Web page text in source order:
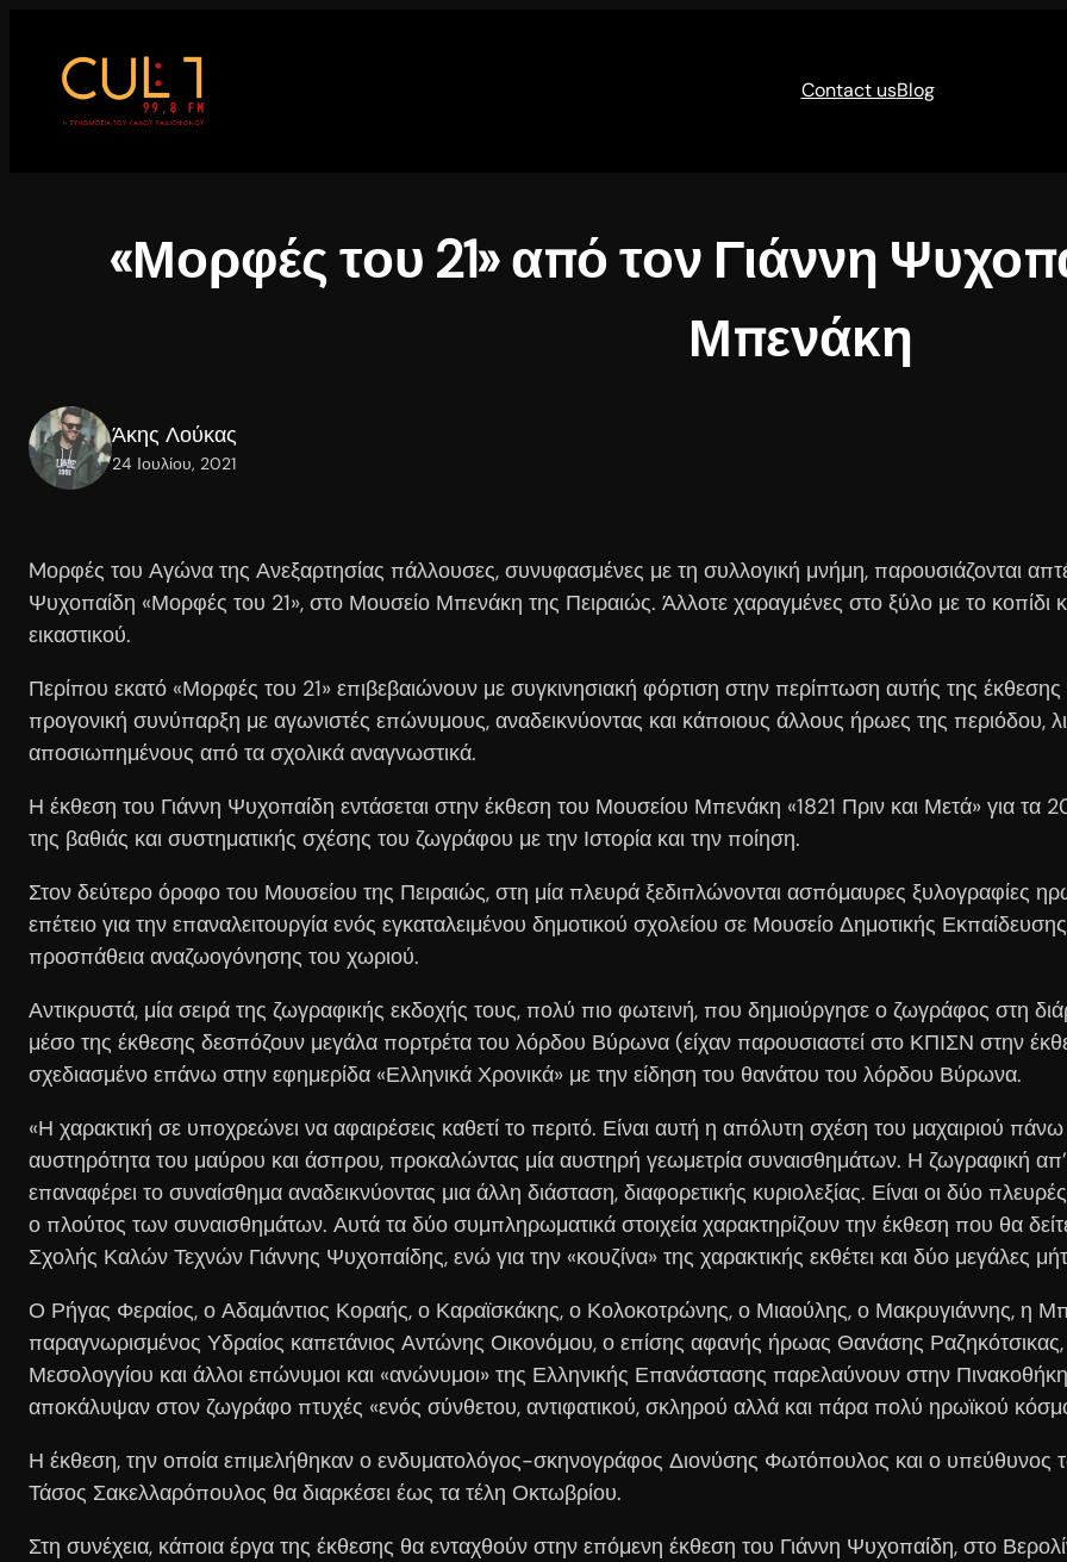
περιεχόμενο
Contact usBlog
«Μορφές του 21» από τον Γιάννη
Μπενάκη
Άκης Λούκας
24 Ιουλίου, 2021
Mορφές του Αγώνα της Ανεξαρτησίας πάλλουσες, συνυφασμένες με τη συλλογική μνήμη, παρουσιάζονται
Ψυχοπαίδη «Μορφές του 21», στο Μουσείο Μπενάκη της Πειραιώς. Άλλοτε χαραγμένες στο ξύλο με το κοπίδι
εικαστικού.
Περίπου εκατό «Μορφές του 21» επιβεβαιώνουν με συγκινησιακή φόρτιση στην περίπτωση αυτής της
προγονική συνύπαρξη με αγωνιστές επώνυμους, αναδεικνύοντας και κάποιους άλλους ήρωες της περιόδου,
αποσιωπημένους από τα σχολικά αναγνωστικά.
Η έκθεση του Γιάννη Ψυχοπαίδη εντάσεται στην έκθεση του Μουσείου Μπενάκη «1821 Πριν και Μετά» για τα
της βαθιάς και συστηματικής σχέσης του ζωγράφου με την Ιστορία και την ποίηση.
Στον δεύτερο όροφο του Μουσείου της Πειραιώς, στη μία πλευρά ξεδιπλώνονται ασπόμαυρες ξυλογραφίες
επέτειο για την επαναλειτουργία ενός εγκαταλειμένου δημοτικού σχολείου σε Μουσείο Δημοτικής
προσπάθεια αναζωογόνησης του χωριού.
Αντικρυστά, μία σειρά της ζωγραφικής εκδοχής τους, πολύ πιο φωτεινή, που δημιούργησε ο ζωγράφος στη
μέσο της έκθεσης δεσπόζουν μεγάλα πορτρέτα του λόρδου Βύρωνα (είχαν παρουσιαστεί στο ΚΠΙΣΝ στην
σχεδιασμένο επάνω στην εφημερίδα «Ελληνικά Χρονικά» με την είδηση του θανάτου του λόρδου Βύρωνα.
«Η χαρακτική σε υποχρεώνει να αφαιρέσεις καθετί το περιτό. Είναι αυτή η απόλυτη σχέση του μαχαιριού
αυστηρότητα του μαύρου και άσπρου, προκαλώντας μία αυστηρή γεωμετρία συναισθημάτων. Η ζωγραφική
επαναφέρει το συναίσθημα αναδεικνύοντας μια άλλη διάσταση, διαφορετικής κυριολεξίας. Είναι οι δύο
ο πλούτος των συναισθημάτων. Αυτά τα δύο συμπληρωματικά στοιχεία χαρακτηρίζουν την έκθεση που θα
Σχολής Καλών Τεχνών Γιάννης Ψυχοπαίδης, ενώ για την «κουζίνα» της χαρακτικής εκθέτει και δύο μεγάλες
Ο Ρήγας Φεραίος, ο Αδαμάντιος Κοραής, ο Καραϊσκάκης, ο Κολοκοτρώνης, ο Μιαούλης, ο Μακρυγιάννης, η
παραγνωρισμένος Υδραίος καπετάνιος Αντώνης Οικονόμου, ο επίσης αφανής ήρωας Θανάσης
Μεσολογγίου και άλλοι επώνυμοι και «ανώνυμοι» της Ελληνικής Επανάστασης παρελαύνουν στην
αποκάλυψαν στον ζωγράφο πτυχές «ενός σύνθετου, αντιφατικού, σκληρού αλλά και πάρα πολύ ηρωϊκού
Η έκθεση, την οποία επιμελήθηκαν ο ενδυματολόγος-σκηνογράφος Διονύσης Φωτόπουλος και ο υπεύθυνος
Τάσος Σακελλαρόπουλος θα διαρκέσει έως τα τέλη Οκτωβρίου.
Στη συνέχεια, κάποια έργα της έκθεσης θα ενταχθούν στην επόμενη έκθεση του Γιάννη Ψυχοπαίδη, στο